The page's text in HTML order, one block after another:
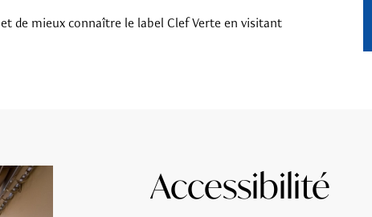
et de mieux connaître le label Clef Verte en visitant
Accessibilité